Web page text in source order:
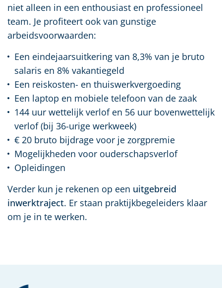
niet alleen in een enthousiast en professioneel
team. Je profiteert ook van gunstige
arbeidsvoorwaarden:
Een eindejaarsuitkering van 8,3% van je bruto
salaris en 8% vakantiegeld
Een reiskosten- en thuiswerkvergoeding
Een laptop en mobiele telefoon van de zaak
144 uur wettelijk verlof en 56 uur bovenwettelijk
verlof (bij 36-urige werkweek)
€ 20 bruto bijdrage voor je zorgpremie
Mogelijkheden voor ouderschapsverlof
Opleidingen
Verder kun je rekenen op een uitgebreid
inwerktraject. Er staan praktijkbegeleiders klaar
om je in te werken.